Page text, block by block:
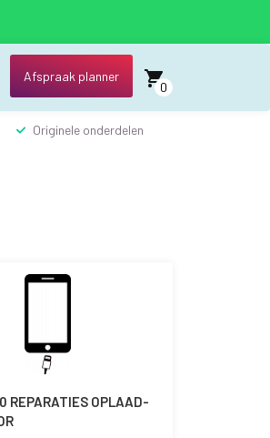
Afspraak planner
0
Originele onderdelen
REPARATIES OPLAAD-